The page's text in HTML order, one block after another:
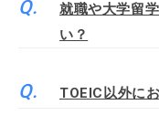
就職や大学留
い？
TOEIC以外に